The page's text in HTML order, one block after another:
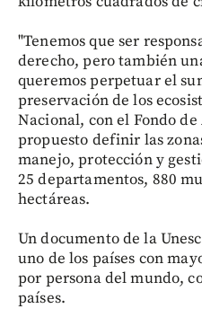
"Tenemos que ser
derecho, pero también
queremos perpetuar el
preservación de los
Nacional, con el Fondo
propuesto definir las
manejo, protección y
25 departamentos, 880
hectáreas.
Un documento de la
uno de los países con
por persona del mundo,
países.